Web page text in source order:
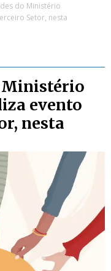
do Ministério
Setor, nesta
Ministério
evento
nesta